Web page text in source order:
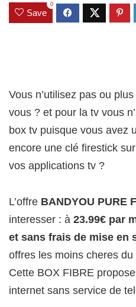
Save
0
Vous n’utilisez pas ou
vous ? et pour la tv vous
box tv puisque vous avez
encore une clé firestick
vos applications tv ?
L’offre BANDYOU PURE
interesser : à 23.99€ par
et sans frais de mise en
offres les moins cheres du
Cette BOX FIBRE
internet sans service de